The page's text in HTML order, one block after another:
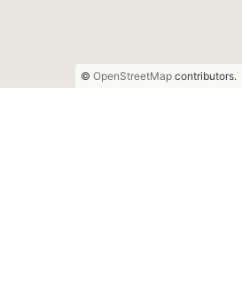
© OpenStreetMap contributors.